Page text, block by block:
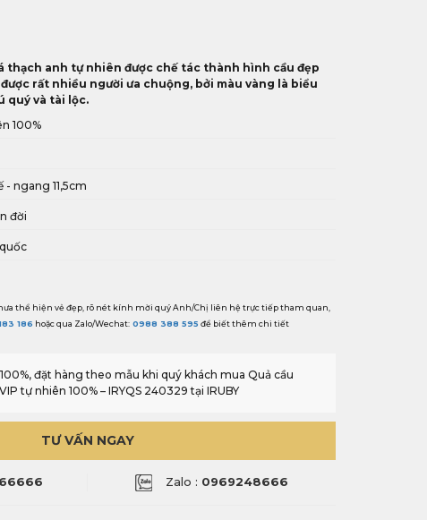
thạch anh tự nhiên được chế tác thành hình cầu đẹp
rất nhiều người ưa chuộng, bởi màu vàng là biểu
quý và tài lộc.
100%
- ngang 11,5cm
đời
thể hiện vẻ đẹp, rõ nét kính mời quý Anh/Chị liên hệ trực tiếp tham quan,
186 hoặc qua Zalo/Wechat: 0988 388 595 để biết thêm chi tiết
đặt hàng theo mẫu khi quý khách mua Quả cầu
tự nhiên 100% – IRYQS 240329 tại IRUBY
TƯ VẤN NGAY
Zalo : 0969248666